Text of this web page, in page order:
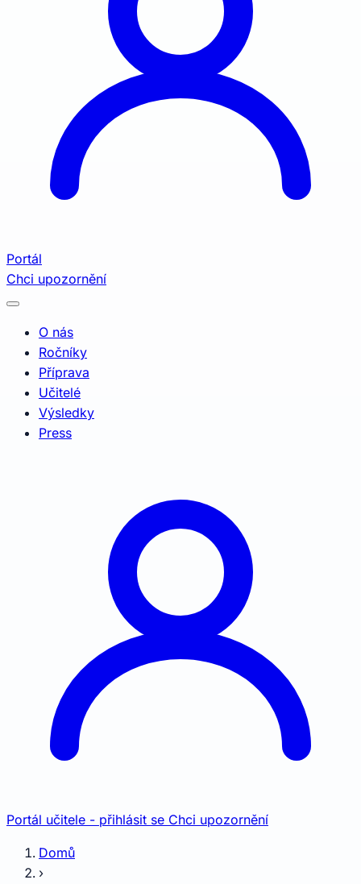
Portál
Chci upozornění
O nás
Ročníky
Příprava
Učitelé
Výsledky
Press
Portál učitele - přihlásit se Chci upozornění
Domů
›